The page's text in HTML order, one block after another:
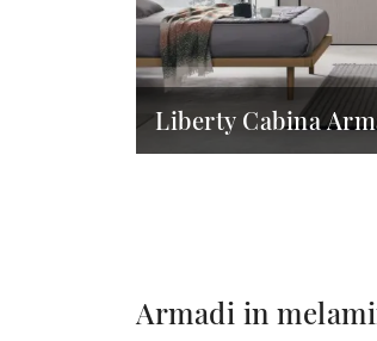
Liberty Cabina
Armadi in